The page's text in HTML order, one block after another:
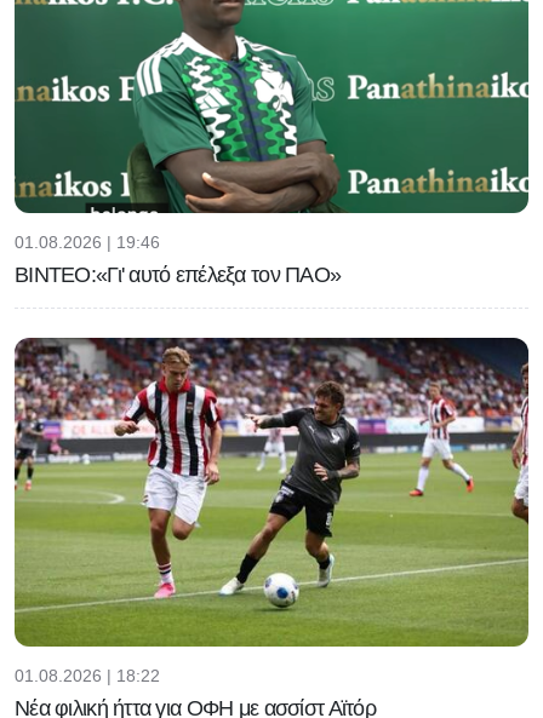
01.08.2026 | 19:46
BINTEO:«Γι' αυτό επέλεξα τον ΠΑΟ»
01.08.2026 | 18:22
Νέα φιλική ήττα για ΟΦΗ με ασσίστ Αϊτόρ